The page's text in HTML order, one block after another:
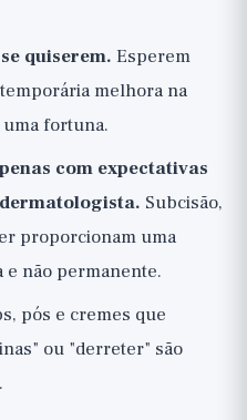
quiserem. Esperem
melhora na
fortuna.
com expectativas
Subcisão,
proporcionam uma
e não permanente.
pós e cremes que
ou "derreter" são